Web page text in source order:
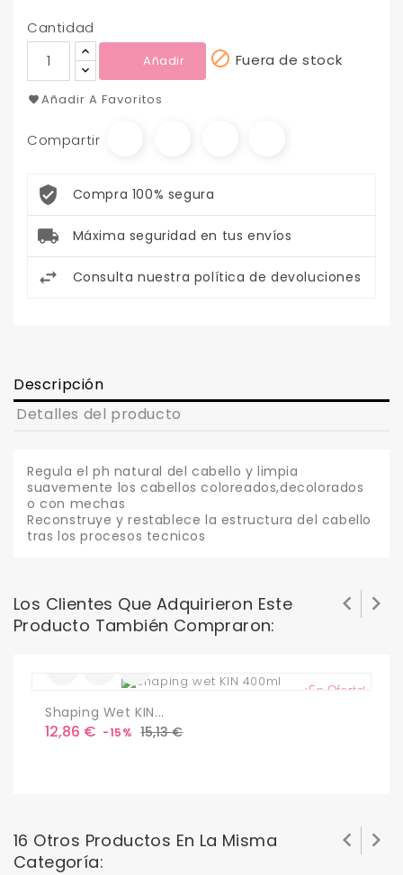
Cantidad
Añadir  Fuera de stock
Añadir A Favoritos
Compartir
Compra 100% segura
Máxima seguridad en tus envíos
Consulta nuestra política de devoluciones
Descripción
Detalles del producto
Regula el ph natural del cabello y limpia
suavemente los cabellos coloreados,decolorados
o con mechas
Reconstruye y restablece la estructura del cabello
tras los procesos tecnicos
Los Clientes Que Adquirieron Este
Producto También Compraron:
¡En Oferta!
Shaping Wet KIN...
Precio
12,86 € -15% Precio
15,13 €
 
16 Otros Productos En La Misma
Categoría:
 